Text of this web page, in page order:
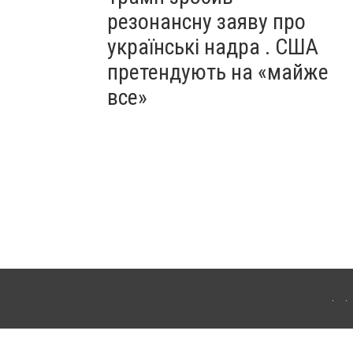
резонансну заяву про
українські надра . США
претендують на «майже
все»